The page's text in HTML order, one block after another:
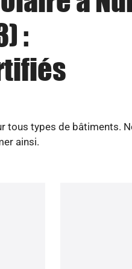
:
tous types de bâtiments.
ainsi.